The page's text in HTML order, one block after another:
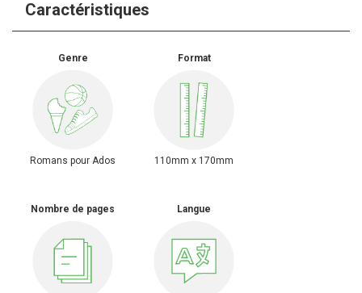
Caractéristiques
Genre
Romans pour Ados
Format
110mm x 170mm
Nombre de pages Langue